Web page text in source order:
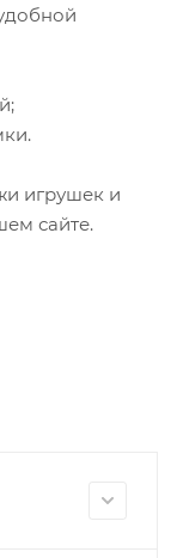
игрушек и
сайте.